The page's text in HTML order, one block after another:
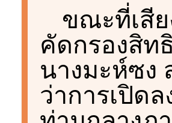
ขณะที่เสี
คัดกรองสิท
นางมะห์ซง
ว่าการเปิด